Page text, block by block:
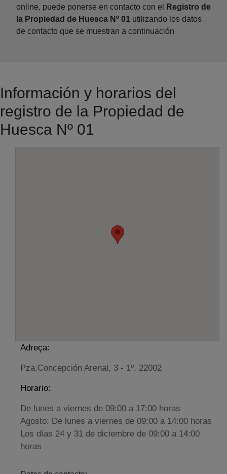
online, puede ponerse en contacto con el
Registro de
la Propiedad de Huesca Nº 01 utilizando los datos
de contacto que se muestran a continuación
Información y horarios del
registro de la Propiedad de
Huesca Nº 01
Adreça:
Pza.Concepción Arenal, 3 - 1º, 22002
Horario:
De lunes a viernes de 09:00 a 17:00 horas
Agosto: De lunes a viernes de 09:00 a 14:00 horas
Los días 24 y 31 de diciembre de 09:00 a 14:00
horas